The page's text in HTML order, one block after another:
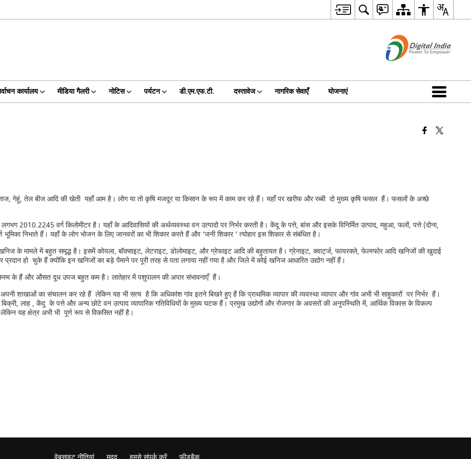
कार्यालय मीडिया गैलरी नोटिस पर्यटन डी.एम.एफ.टी. दस्तावेज नागरिक सेवाएँ योजनाएं
गेहूं, तेल बीज आदि की खेती यहाँ आम है। लोग या तो कृषि मजदूर या किसान के रूप में काम कर रहे हैं। यहाँ पर खरीफ और रब्बी दो मुख्य कृषि फसल हैं। फसलों के अच्छे
2010.2245 वर्ग किलोमीटर है। यहाँ के आदिवासियों की अर्थव्यवस्था वन उत्पादो पर निर्भर करती है। केंदू के पत्ते, बांस और इसके विनिर्मित उत्पाद, महुआ, फलों, पत्ते (दोना,
भूमिका निभाते हैं। यहाँ के लोग भोजन के लिए जानवरों का भी शिकार करते हैं और ‘जनी शिकार ‘ त्योहार इस शिकार से संबंधित है।
के मामले में बहुत समृद्ध है। इसमें कोयला, बॉक्साइट, लेटराइट, डोलोमाइट, और ग्रेफाइट आदि की बहुतायत है। ग्रेनाइट, क्वार्ट्ज, फायरक्ले, फेल्स्फोर आदि खनिजों की खुदाई
हो चुके हैं क्योंकि इन खनिजों का बड़े पैमाने पर पूरी तरह से पता लगाया नहीं गया है और जिले में कोई खनिज आधारित उद्योग नहीं हैं।
के हैं और औसत दूध उपज बहुत कम है। लातेहार में पशुपालन की अपार संभावनाएँ हैं।
शाखाओं का संचालन कर रहे हैं लेकिन यह भी सत्य है कि अधिकांश गांव इतने बिखरे हुए हैं कि प्राथमिक व्यापार की व्यवस्था व्यापार और गांव अभी भी साहुकारों पर निर्भर हैं।
लाह , केंदु के पत्ते और अन्य छोटे वन उत्पाद व्यापारिक गतिविधियों के मुख्य घटक हैं। प्रमुख उद्योगों और रोजगार के अवसरों की अनुपस्थिति में, आर्थिक विकास के विकल्प
यह क्षेत्र अभी भी पूर्ण रूप से विकसित नहीं है।